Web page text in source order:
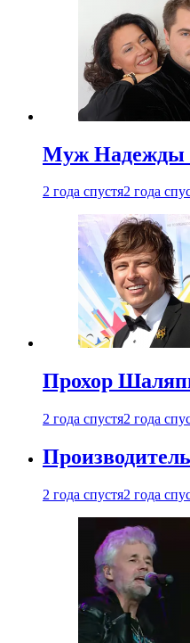
Муж Надежды
2 года спустя2 года
Прохор
2 года спустя2 года
2 года спустя2 года